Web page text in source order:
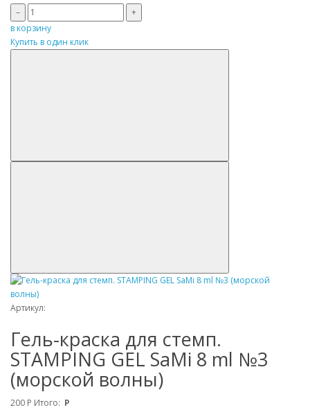
–
+
в корзину
Купить в один клик
Артикул:
Гель-краска для стемп.
STAMPING GEL SaMi 8 ml №3
(морской волны)
200 Р Итого: Р